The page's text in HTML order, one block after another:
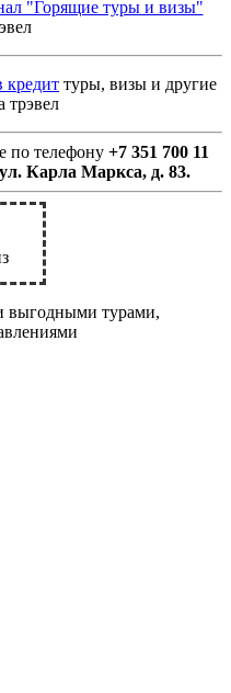
"Горящие туры и визы"
кредит туры, визы и другие
трэвел
по телефону +7 351 700 11
ул. Карла Маркса, д. 83.
выгодными турами,